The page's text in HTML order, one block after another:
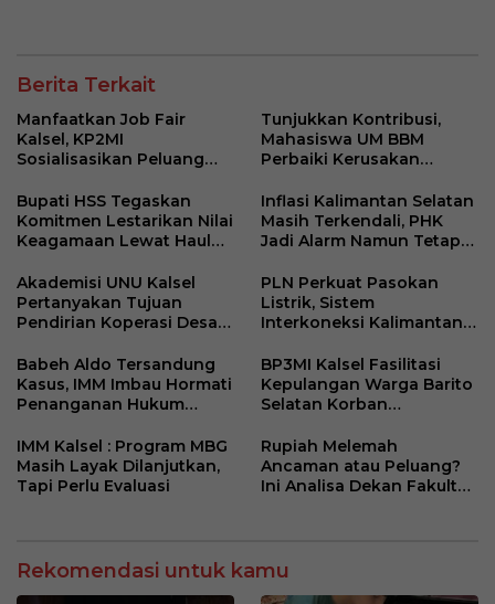
Berita Terkait
Manfaatkan Job Fair
Kalsel, KP2MI
Sosialisasikan Peluang
Resmi
Tunjukkan Kontribusi,
Mahasiswa UM BBM
Perbaiki Kerusakan
Kantor Desa Sumberpasir
Bupati HSS Tegaskan
Komitmen Lestarikan Nilai
Keagamaan Lewat Haul
bin H. Taris
Inflasi Kalimantan Selatan
Masih Terkendali, PHK
Jadi Alarm Namun Tetap
Akademisi UNU Kalsel
Pertanyakan Tujuan
Pendirian Koperasi Desa
PLN Perkuat Pasokan
Listrik, Sistem
Interkoneksi Kalimantan
Babeh Aldo Tersandung
Kasus, IMM Imbau Hormati
Penanganan Hukum
BP3MI Kalsel Fasilitasi
Kepulangan Warga Barito
Selatan Korban
Ilegal di Kamboja
IMM Kalsel : Program MBG
Masih Layak Dilanjutkan,
Tapi Perlu Evaluasi
Rupiah Melemah
Ancaman atau Peluang?
Ini Analisa Dekan Fakultas
Rekomendasi untuk kamu